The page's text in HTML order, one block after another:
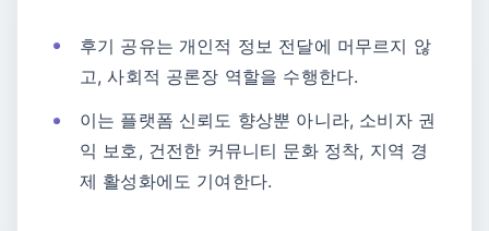
후기 공유는 개인적 정보 전달에 머무르지 않
고, 사회적 공론장 역할을 수행한다.
이는 플랫폼 신뢰도 향상뿐 아니라, 소비자 권
익 보호, 건전한 커뮤니티 문화 정착, 지역 경
제 활성화에도 기여한다.